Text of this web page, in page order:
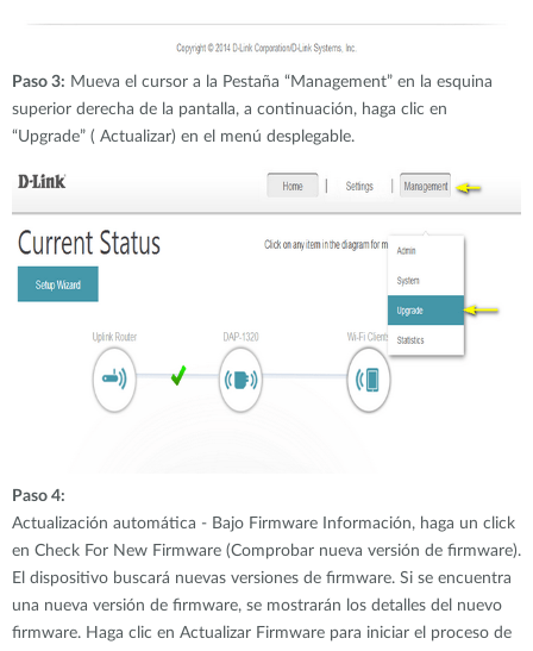
Paso 3: Mueva el cursor a la Pestaña “Management” en la esquina
superior derecha de la pantalla, a continuación, haga clic en
“Upgrade” ( Actualizar) en el menú desplegable.
Paso 4:
Actualización automática - Bajo Firmware Información, haga un click
en Check For New Firmware (Comprobar nueva versión de firmware).
El dispositivo buscará nuevas versiones de firmware. Si se encuentra
una nueva versión de firmware, se mostrarán los detalles del nuevo
firmware. Haga clic en Actualizar Firmware para iniciar el proceso de